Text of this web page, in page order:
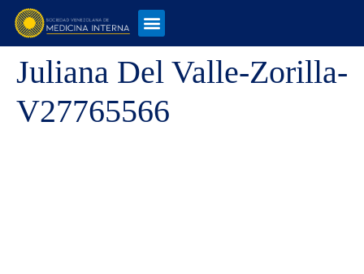
Juliana Del Valle-Zorilla-
V27765566